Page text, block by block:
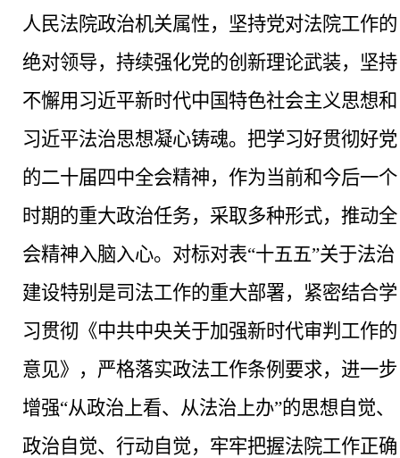
人民法院政治机关属性，坚持党对法院工作的
绝对领导，持续强化党的创新理论武装，坚持
不懈用习近平新时代中国特色社会主义思想和
习近平法治思想凝心铸魂。把学习好贯彻好党
的二十届四中全会精神，作为当前和今后一个
时期的重大政治任务，采取多种形式，推动全
会精神入脑入心。对标对表“十五五”关于法治
建设特别是司法工作的重大部署，紧密结合学
习贯彻《中共中央关于加强新时代审判工作的
意见》，严格落实政法工作条例要求，进一步
增强“从政治上看、从法治上办”的思想自觉、
政治自觉、行动自觉，牢牢把握法院工作正确